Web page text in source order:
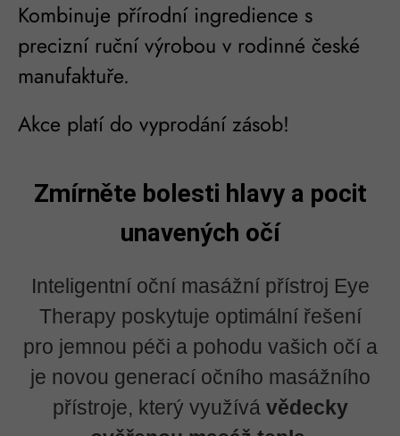
Kombinuje přírodní ingredience s
precizní ruční výrobou v rodinné české
manufaktuře.
Akce platí do vyprodání zásob!
Zmírněte bolesti hlavy a pocit
unavených očí
Inteligentní oční masážní přístroj Eye
Therapy poskytuje optimální řešení
pro jemnou péči a pohodu vašich očí a
je novou generací očního masážního
přístroje, který využívá vědecky